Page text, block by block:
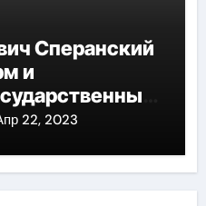
Сперанский
и
22, 2023